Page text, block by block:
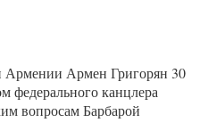
Армении Армен Григорян 30
федерального канцлера
вопросам Барбарой